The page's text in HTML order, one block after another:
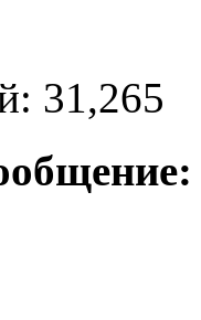
31,265